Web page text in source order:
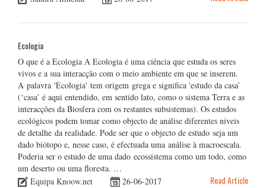
Ecologia
O que é a Ecologia A Ecologia é uma ciência que estuda os seres
vivos e a sua interacção com o meio ambiente em que se inserem.
A palavra 'Ecologia' tem origem grega e significa 'estudo da casa’
(‘casa’ é aqui entendido, em sentido lato, como o sistema Terra e as
interacções da Biosfera com os restantes subsistemas). Os estudos
ecológicos podem tomar como objecto de análise diferentes níveis
de detalhe da realidade. Pode ser que o objecto de estudo seja um
dado biótopo e, nesse caso, é efectuada uma análise à macroescala.
Poderia ser o estudo de uma dado ecossistema como um todo, como
um deserto ou uma floresta. …
Equipa Knoow.net
26-06-2017 Read Article